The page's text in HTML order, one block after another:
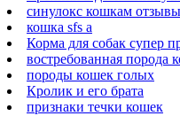
синулокс кошкам отзывы
кошка sfs a
Корма для собак супер
востребованная порода
породы кошек голых
Кролик и его брата
признаки течки кошек